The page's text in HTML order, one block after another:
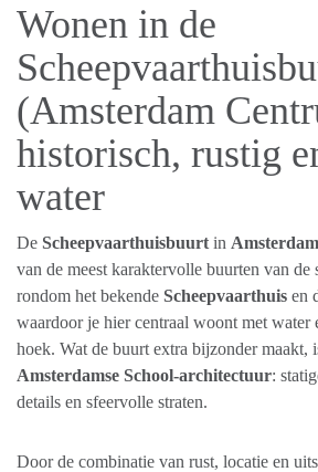
Wonen in de
(Amsterdam
historisch, rustig
water
De Scheepvaarthuisbuurt in
van de meest karaktervolle buurten van
rondom het bekende Scheepvaarthuis en
waardoor je hier centraal woont met water
hoek. Wat de buurt extra bijzonder maakt,
Amsterdamse School-architectuur:
details en sfeervolle straten.
Door de combinatie van rust, locatie en